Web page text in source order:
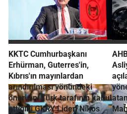
KKTC Cumhurbaşkanı
Erhürman, Guterres'in,
Kıbrıs'ın mayınlardan
arındırılması yönündeki
önerisini Türk tarafının kabul
ettiğini GKRY Lideri Nikos